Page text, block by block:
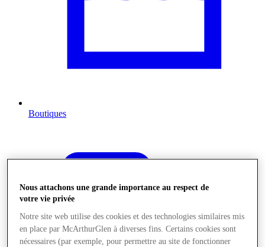
Boutiques
Nous attachons une grande importance au respect de
votre vie privée
Notre site web utilise des cookies et des technologies similaires mis
en place par McArthurGlen à diverses fins. Certains cookies sont
nécessaires (par exemple, pour permettre au site de fonctionner